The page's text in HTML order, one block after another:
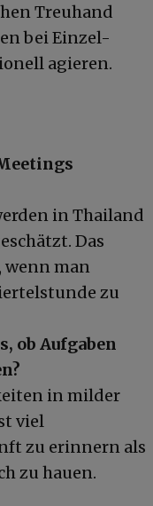
Treuhand
bei Einzel-
agieren.
in Thailand
Das
wenn man
zu
ob Aufgaben
in milder
viel
zu erinnern als
zu hauen.